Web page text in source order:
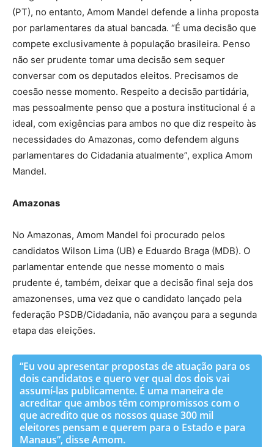
(PT), no entanto, Amom Mandel defende a linha proposta
por parlamentares da atual bancada. “É uma decisão que
compete exclusivamente à população brasileira. Penso
não ser prudente tomar uma decisão sem sequer
conversar com os deputados eleitos. Precisamos de
coesão nesse momento. Respeito a decisão partidária,
mas pessoalmente penso que a postura institucional é a
ideal, com exigências para ambos no que diz respeito às
necessidades do Amazonas, como defendem alguns
parlamentares do Cidadania atualmente”, explica Amom
Mandel.
Amazonas
No Amazonas, Amom Mandel foi procurado pelos
candidatos Wilson Lima (UB) e Eduardo Braga (MDB). O
parlamentar entende que nesse momento o mais
prudente é, também, deixar que a decisão final seja dos
amazonenses, uma vez que o candidato lançado pela
federação PSDB/Cidadania, não avançou para a segunda
etapa das eleições.
“Eu vou apresentar propostas de atuação para os
dois candidatos e quero ver qual dos dois vai
assumí-las publicamente. É uma maneira de
acreditar que ambos têm compromissos com o
que acredito que os nossos quase 300 mil
eleitores pensam e querem para o Estado e para
Manaus”, disse Amom.